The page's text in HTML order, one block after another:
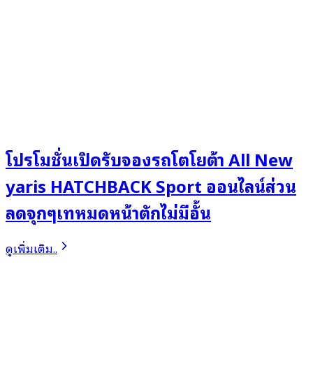
โปรโมชั่นเปิดรับจองรถโตโยต้า All New
yaris HATCHBACK Sport ออนไลน์ส่วน
ลดจุกๆเทหมดหน้าตักไม่มีอั้น
ดูเพิ่มเติม..